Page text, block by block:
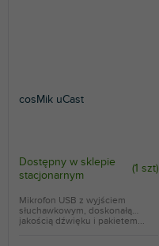
cosMik uCast
Dostępny w sklepie
stacjonarnym
(1 szt)
Mikrofon USB z wyjściem
słuchawkowym, doskonałą
jakością dźwięku i pakietem...